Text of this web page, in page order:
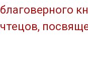
благоверного
чтецов,